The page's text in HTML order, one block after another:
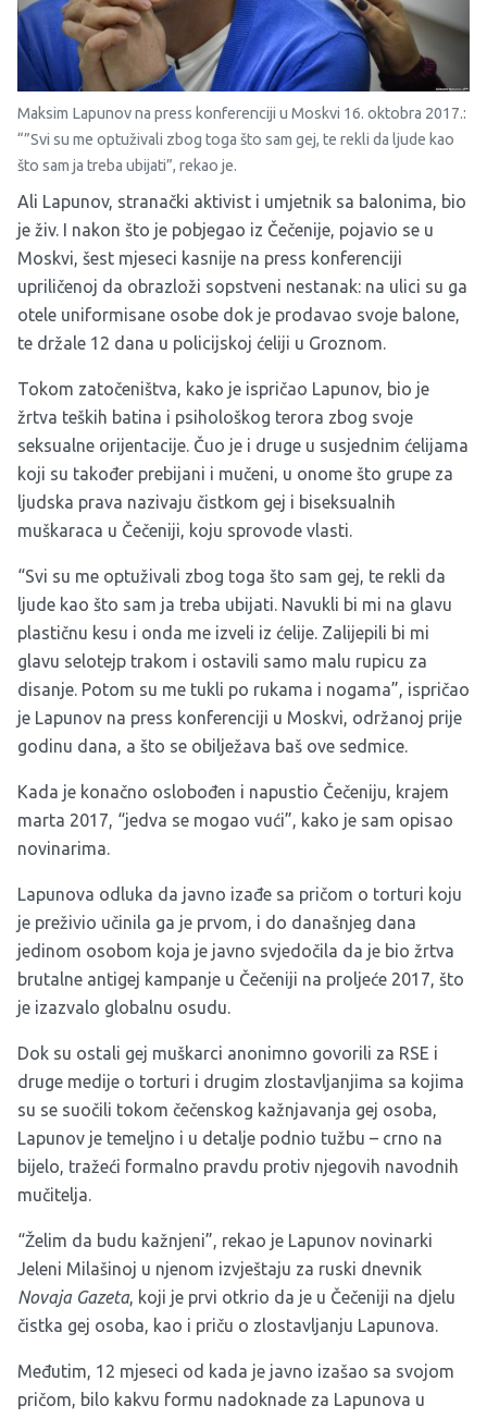
Maksim Lapunov na press konferenciji u Moskvi 16. oktobra 2017.:
“”Svi su me optuživali zbog toga što sam gej, te rekli da ljude kao
što sam ja treba ubijati”, rekao je.
Ali Lapunov, stranački aktivist i umjetnik sa balonima, bio
je živ. I nakon što je pobjegao iz Čečenije, pojavio se u
Moskvi, šest mjeseci kasnije na press konferenciji
upriličenoj da obrazloži sopstveni nestanak: na ulici su ga
otele uniformisane osobe dok je prodavao svoje balone,
te držale 12 dana u policijskoj ćeliji u Groznom.
Tokom zatočeništva, kako je ispričao Lapunov, bio je
žrtva teških batina i psihološkog terora zbog svoje
seksualne orijentacije. Čuo je i druge u susjednim ćelijama
koji su također prebijani i mučeni, u onome što grupe za
ljudska prava nazivaju čistkom gej i biseksualnih
muškaraca u Čečeniji, koju sprovode vlasti.
“Svi su me optuživali zbog toga što sam gej, te rekli da
ljude kao što sam ja treba ubijati. Navukli bi mi na glavu
plastičnu kesu i onda me izveli iz ćelije. Zalijepili bi mi
glavu selotejp trakom i ostavili samo malu rupicu za
disanje. Potom su me tukli po rukama i nogama”, ispričao
je Lapunov na press konferenciji u Moskvi, održanoj prije
godinu dana, a što se obilježava baš ove sedmice.
Kada je konačno oslobođen i napustio Čečeniju, krajem
marta 2017, “jedva se mogao vući”, kako je sam opisao
novinarima.
Lapunova odluka da javno izađe sa pričom o torturi koju
je preživio učinila ga je prvom, i do današnjeg dana
jedinom osobom koja je javno svjedočila da je bio žrtva
brutalne antigej kampanje u Čečeniji na proljeće 2017, što
je izazvalo globalnu osudu.
Dok su ostali gej muškarci anonimno govorili za RSE i
druge medije o torturi i drugim zlostavljanjima sa kojima
su se suočili tokom čečenskog kažnjavanja gej osoba,
Lapunov je temeljno i u detalje podnio tužbu – crno na
bijelo, tražeći formalno pravdu protiv njegovih navodnih
mučitelja.
“Želim da budu kažnjeni”, rekao je Lapunov novinarki
Jeleni Milašinoj u njenom izvještaju za ruski dnevnik
Novaja Gazeta, koji je prvi otkrio da je u Čečeniji na djelu
čistka gej osoba, kao i priču o zlostavljanju Lapunova.
Međutim, 12 mjeseci od kada je javno izašao sa svojom
pričom, bilo kakvu formu nadoknade za Lapunova u